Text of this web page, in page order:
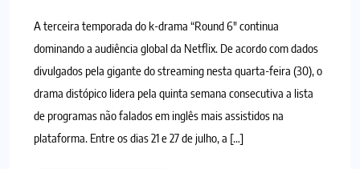
A terceira temporada do k-drama “Round 6″ continua
dominando a audiência global da Netflix. De acordo com dados
divulgados pela gigante do streaming nesta quarta-feira (30), o
drama distópico lidera pela quinta semana consecutiva a lista
de programas não falados em inglês mais assistidos na
plataforma. Entre os dias 21 e 27 de julho, a […]